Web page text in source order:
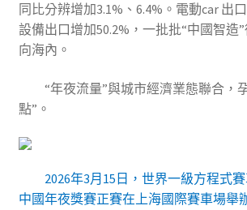
同比分辨增加3.1%、6.4%。電動car 出
設備出口增加50.2%，一批批“中國智造
向海內。
“年夜流量”與城市經濟業態聯合，
點”。
2026年3月15日，世界一級方程式賽
中國年夜獎賽正賽在上海國際賽車場舉